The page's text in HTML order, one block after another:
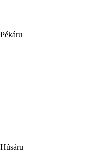
Pékáru
Húsáru